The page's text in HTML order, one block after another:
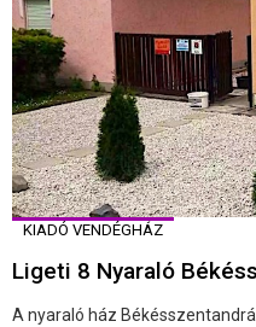
KIADÓ VENDÉGHÁZ
Ligeti 8 Nyaraló
A nyaraló ház